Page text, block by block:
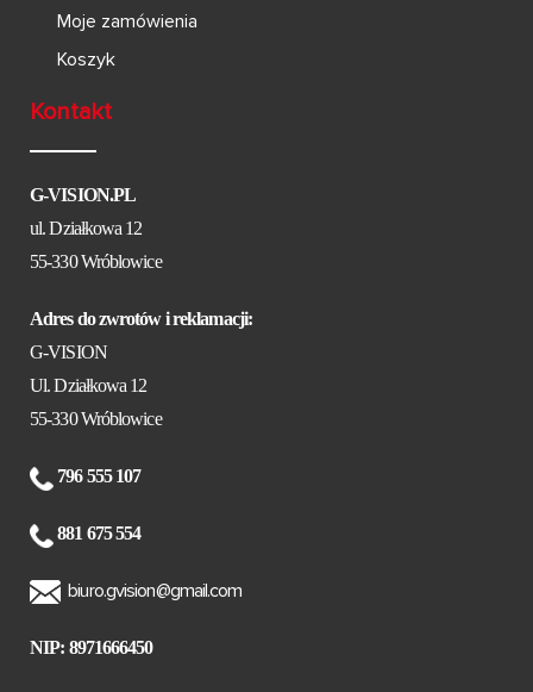
Moje zamówienia
Koszyk
Kontakt
G-VISION.PL
ul. Działkowa 12
55-330 Wróblowice
Adres do zwrotów i reklamacji:
G-VISION
Ul. Działkowa 12
55-330 Wróblowice
796 555 107
881 675 554
biuro.gvision@gmail.com
NIP: 8971666450